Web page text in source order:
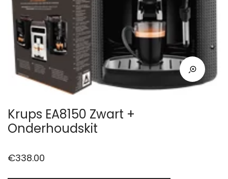
Krups EA8150 Zwart +
Onderhoudskit
€338.00